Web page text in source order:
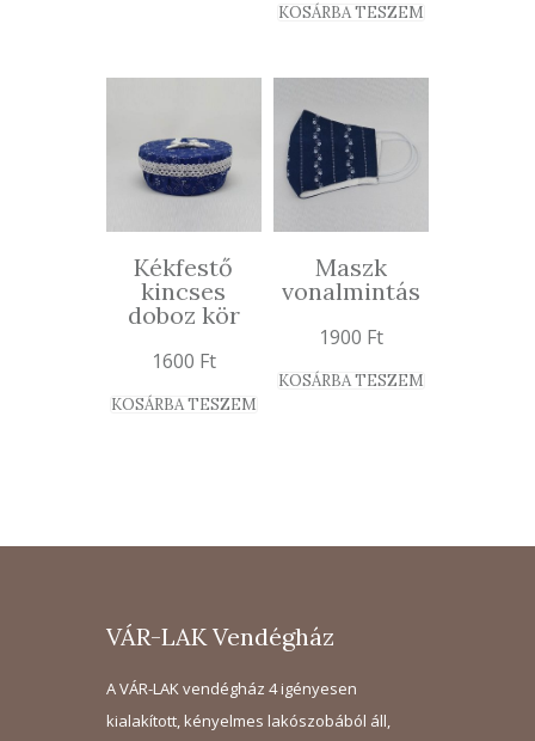
KOSÁRBA TESZEM
Kékfestő
kincses
doboz kör
1600 Ft
KOSÁRBA TESZEM
Maszk
vonalmintás
1900 Ft
KOSÁRBA TESZEM
VÁR-LAK Vendégház
A VÁR-LAK vendégház 4 igényesen
kialakított, kényelmes lakószobából áll,